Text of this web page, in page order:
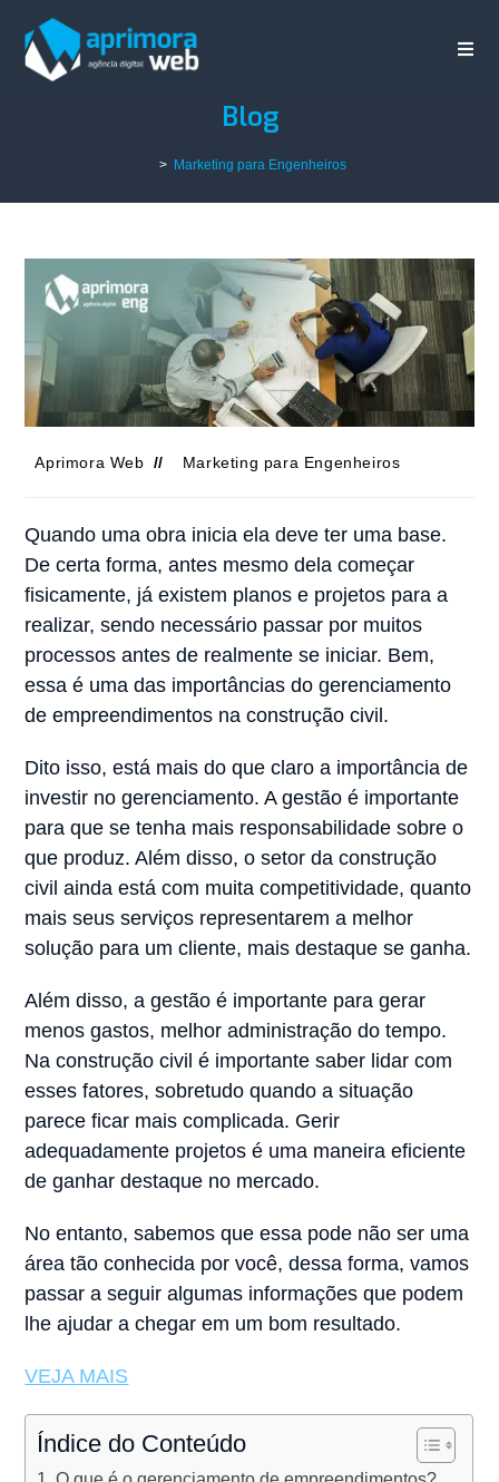
Blog
> Marketing para Engenheiros
Aprimora Web Marketing para Engenheiros
Quando uma obra inicia ela deve ter uma base.
De certa forma, antes mesmo dela começar
fisicamente, já existem planos e projetos para a
realizar, sendo necessário passar por muitos
processos antes de realmente se iniciar. Bem,
essa é uma das importâncias do gerenciamento
de empreendimentos na construção civil.
Dito isso, está mais do que claro a importância de
investir no gerenciamento. A gestão é importante
para que se tenha mais responsabilidade sobre o
que produz. Além disso, o setor da construção
civil ainda está com muita competitividade, quanto
mais seus serviços representarem a melhor
solução para um cliente, mais destaque se ganha.
Além disso, a gestão é importante para gerar
menos gastos, melhor administração do tempo.
Na construção civil é importante saber lidar com
esses fatores, sobretudo quando a situação
parece ficar mais complicada. Gerir
adequadamente projetos é uma maneira eficiente
de ganhar destaque no mercado.
No entanto, sabemos que essa pode não ser uma
área tão conhecida por você, dessa forma, vamos
passar a seguir algumas informações que podem
lhe ajudar a chegar em um bom resultado.
VEJA MAIS
Índice do Conteúdo